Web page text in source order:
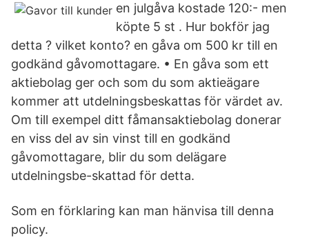
en julgåva kostade 120:- men
köpte 5 st . Hur bokför jag
detta ? vilket konto? en gåva om 500 kr till en
godkänd gåvomottagare. • En gåva som ett
aktiebolag ger och som du som aktieägare
kommer att utdelningsbeskattas för värdet av.
Om till exempel ditt fåmansaktiebolag donerar
en viss del av sin vinst till en godkänd
gåvomottagare, blir du som delägare
utdelningsbe-skattad för detta.
Som en förklaring kan man hänvisa till denna
policy.